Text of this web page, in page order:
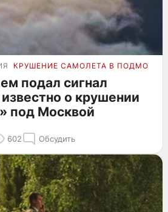
КРУШЕНИЕ САМОЛЕТА В
подал сигнал
о крушении
под Москвой
602 Обсудить